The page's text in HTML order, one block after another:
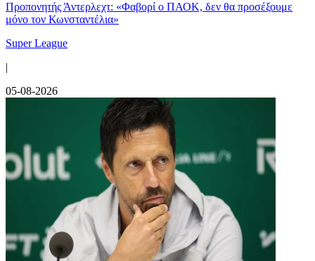
Προπονητής Άντερλεχτ: «Φαβορί ο ΠΑΟΚ, δεν θα προσέξουμε
μόνο τον Κωνσταντέλια»
Super League
|
05-08-2026